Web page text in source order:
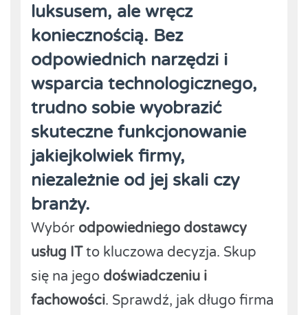
luksusem, ale wręcz
koniecznością. Bez
odpowiednich narzędzi i
wsparcia technologicznego,
trudno sobie wyobrazić
skuteczne funkcjonowanie
jakiejkolwiek firmy,
niezależnie od jej skali czy
branży.
Wybór odpowiedniego dostawcy
usług ITto kluczowa decyzja. Skup
się na jego doświadczeniu i
fachowości. Sprawdź, jak długo firma